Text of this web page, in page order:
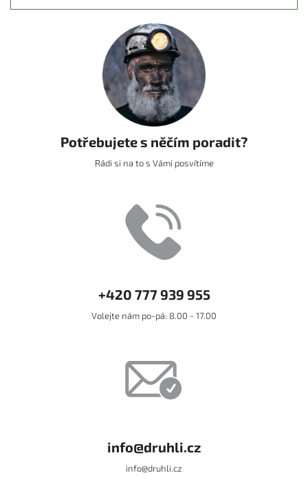
Potřebujete s něčím poradit?
Rádi si na to s Vámi posvítíme
+420 777 939 955
Volejte nám po-pá: 8.00 - 17.00
info@druhli.cz
info@druhli.cz